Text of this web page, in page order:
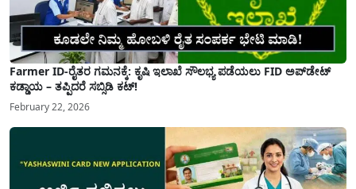
Farmer ID-ರೈತರ ಗಮನಕ್ಕೆ: ಕೃಷಿ ಇಲಾಖೆ ಸೌಲಭ್ಯ ಪಡೆಯಲು FID ಅಪ್‌ಡೇಟ್
ಕಡ್ಡಾಯ – ತಪ್ಪಿದರೆ ಸಬ್ಸಿಡಿ ಕಟ್!
February 22, 2026